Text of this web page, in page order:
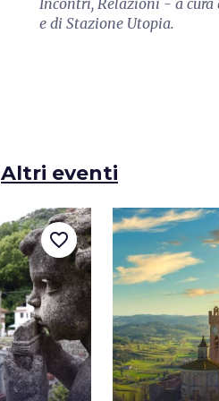
Incontri, Relazioni - a
e di Stazione Utopia.
Altri eventi
favorite_border